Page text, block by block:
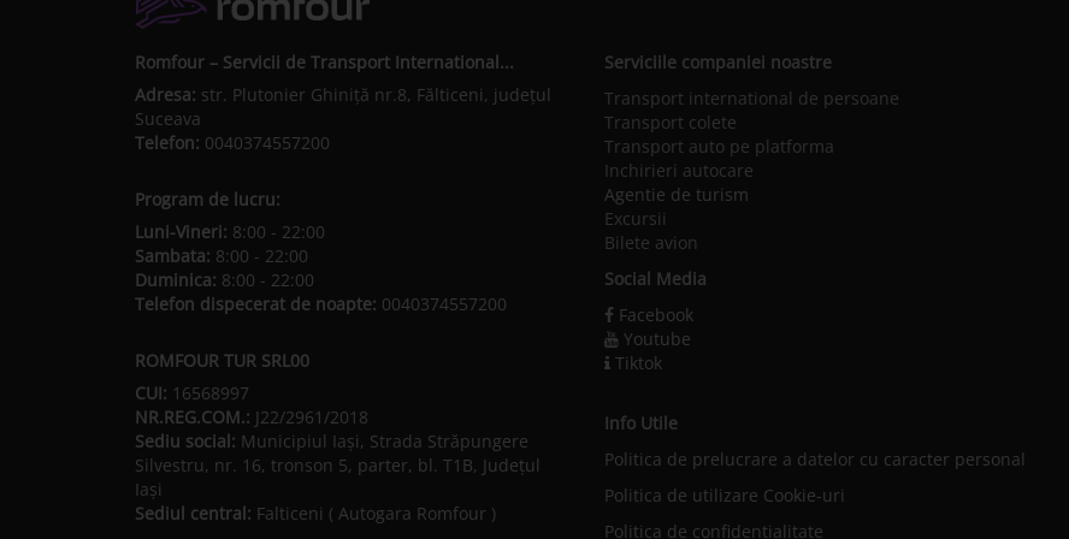
Romfour – Servicii de Transport International...
Adresa: str. Plutonier Ghiniţă nr.8, Fălticeni, judeţul
Suceava
Telefon: 0040374557200
Program de lucru:
Luni-Vineri: 8:00 - 22:00
Sambata: 8:00 - 22:00
Duminica: 8:00 - 22:00
Telefon dispecerat de noapte: 0040374557200
ROMFOUR TUR SRL00
CUI: 16568997
NR.REG.COM.: J22/2961/2018
Sediu social: Municipiul Iaşi, Strada Străpungere
Silvestru, nr. 16, tronson 5, parter, bl. T1B, Județul
Iaşi
Sediul central: Falticeni ( Autogara Romfour )
Serviciile companiei noastre
Transport international de persoane
Transport colete
Transport auto pe platforma
Inchirieri autocare
Agentie de turism
Excursii
Bilete avion
Social Media
Facebook
Youtube
Tiktok
Info Utile
Politica de prelucrare a datelor cu caracter personal
Politica de utilizare Cookie-uri
Politica de confidențialitate